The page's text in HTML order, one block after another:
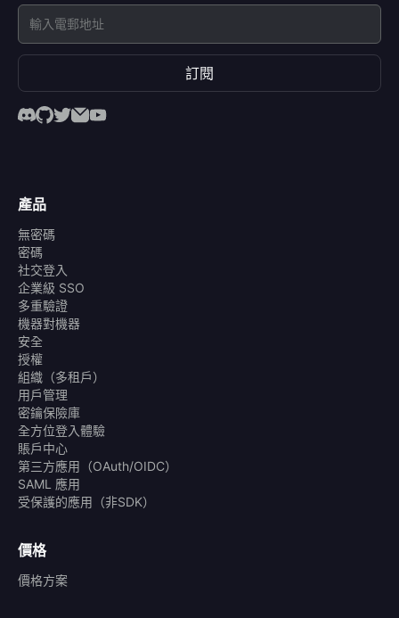
訂閱
產品
無密碼
密碼
社交登入
企業級 SSO
多重驗證
機器對機器
安全
授權
組織（多租戶）
用戶管理
密鑰保險庫
全方位登入體驗
賬戶中心
第三方應用（OAuth/OIDC）
SAML 應用
受保護的應用（非SDK）
價格
價格方案